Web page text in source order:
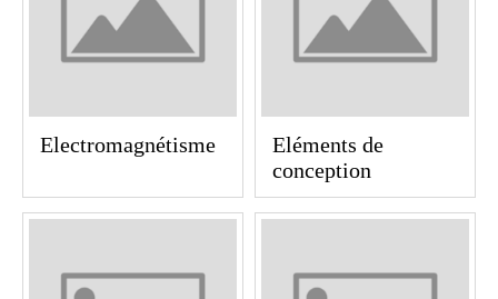
Electromagnétisme
Eléments de
conception